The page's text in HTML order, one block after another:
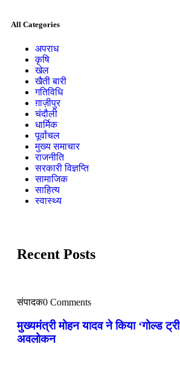
All Categories
अपराध
कृषि
खेल
खैती बारी
गतिविधि
ग़ाज़ीपुर
चंदौली
धार्मिक
पूर्वांचल
मुख्य समाचार
राजनीति
सरकारी विज्ञप्ति
सामाजिक
साहित्य
स्वास्थ्य
Recent Posts
संपादक0 Comments
मुख्यमंत्री मोहन यादव ने किया ‘गोल्ड ट्री
अवलोकन